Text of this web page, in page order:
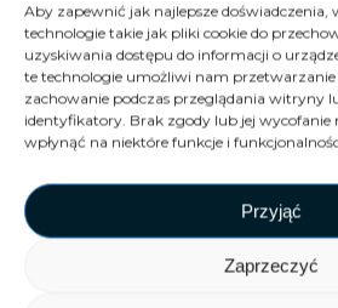
Aby zapewnić jak najlepsze
technologie takie jak pliki cookie do
uzyskiwania dostępu do informacji o
te technologie umożliwi nam
zachowanie podczas przeglądania witryny
identyfikatory. Brak zgody lub jej wycofanie
wpłynąć na niektóre funkcje i
Przyjąć
Zaprzeczyć